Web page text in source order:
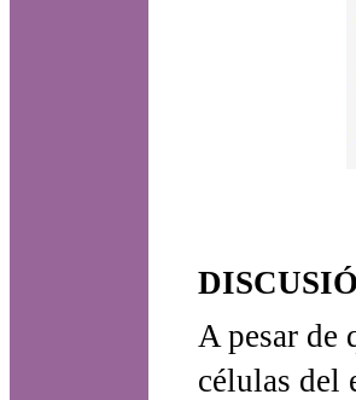
A pesar de
células del